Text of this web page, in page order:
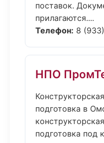
поставок.
прилагаются....
Телефон: 8
НПО
подготовка в
подготовка под